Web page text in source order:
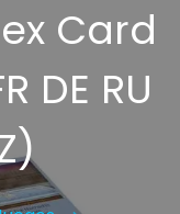
Card
DE RU